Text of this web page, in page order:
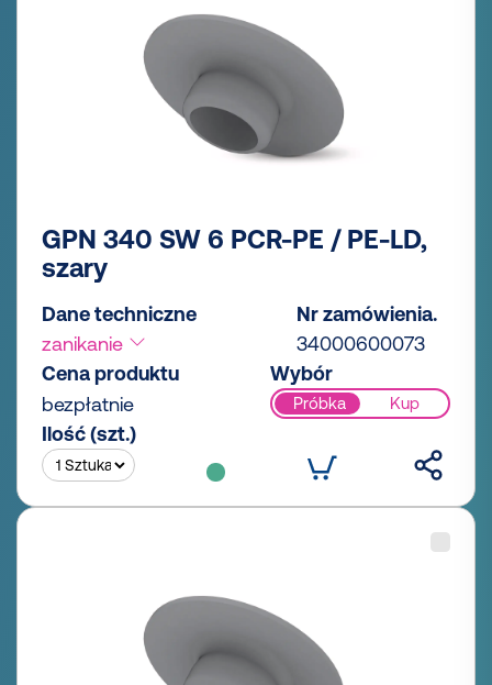
GPN 340 SW 6 PCR-PE / PE-LD,
szary
Dane techniczne
zanikanie
Nr zamówienia.
34000600073
Cena produktu
bezpłatnie
Wybór
Próbka Kup
Ilość (szt.)